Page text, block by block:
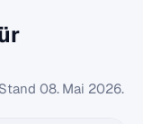
08. Mai 2026.